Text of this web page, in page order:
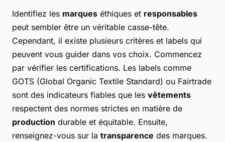
Identifiez les marques éthiques et responsables
peut sembler être un véritable casse-tête.
Cependant, il existe plusieurs critères et labels qui
peuvent vous guider dans vos choix. Commencez
par vérifier les certifications. Les labels comme
GOTS (Global Organic Textile Standard) ou Fairtrade
sont des indicateurs fiables que les vêtements
respectent des normes strictes en matière de
production durable et équitable. Ensuite,
renseignez-vous sur la transparence des marques.